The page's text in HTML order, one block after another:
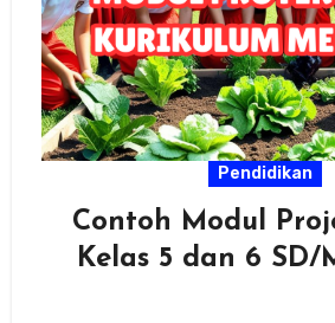
Pendidikan
Contoh Modul
Kelas 5 dan 6 SD/